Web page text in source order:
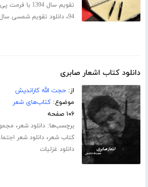
تقویم سال 1394 با فرمت پی دی اف
94،دانلود تقویم شمسی سال
دانلود کتاب اشعار صابری
از:حجت الله کاراندیش
موضوع:کتاب‌های شعر
۱۰۶ صفحه
برچسب‌ها:دانلود شعر،
کتاب شعر،دانلود شعر
دانلود غزلیات